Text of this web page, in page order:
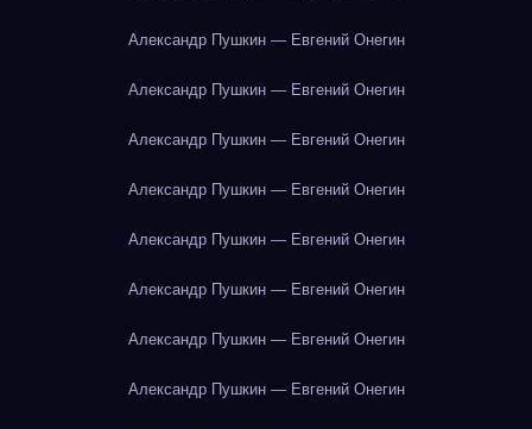
Александр Пушкин — Евгений Онегин
Александр Пушкин — Евгений Онегин
Александр Пушкин — Евгений Онегин
Александр Пушкин — Евгений Онегин
Александр Пушкин — Евгений Онегин
Александр Пушкин — Евгений Онегин
Александр Пушкин — Евгений Онегин
Александр Пушкин — Евгений Онегин